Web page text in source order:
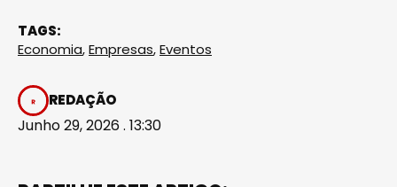
TAGS:
Economia,Empresas,Eventos
REDAÇÃO
Junho 29, 2026 . 13:30